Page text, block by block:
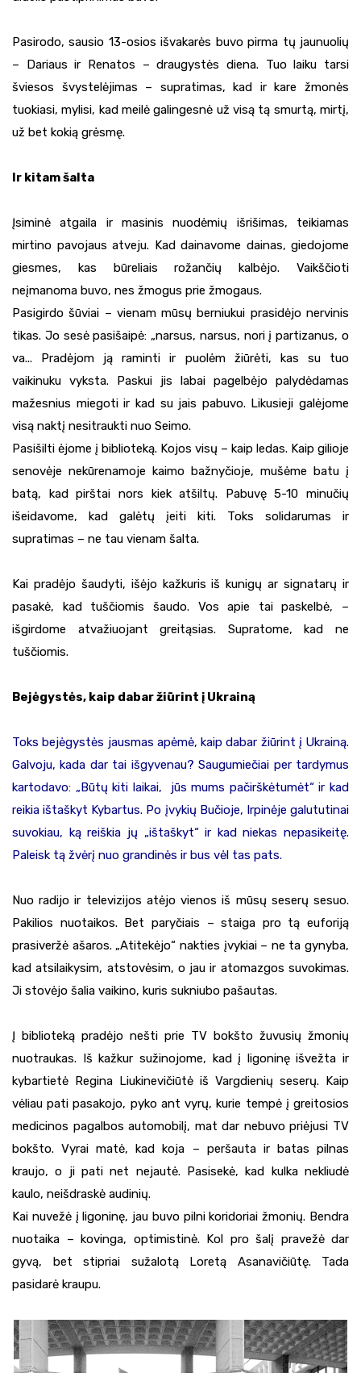
Pasirodo, sausio 13-osios išvakarės buvo pirma tų jaunuolių
– Dariaus ir Renatos – draugystės diena. Tuo laiku tarsi
šviesos švystelėjimas – supratimas, kad ir kare žmonės
tuokiasi, mylisi, kad meilė galingesnė už visą tą smurtą, mirtį,
už bet kokią grėsmę.
Ir kitam šalta
Įsiminė atgaila ir masinis nuodėmių išrišimas, teikiamas
mirtino pavojaus atveju. Kad dainavome dainas, giedojome
giesmes, kas būreliais rožančių kalbėjo. Vaikščioti
neįmanoma buvo, nes žmogus prie žmogaus.
Pasigirdo šūviai – vienam mūsų berniukui prasidėjo nervinis
tikas. Jo sesė pasišaipė: „narsus, narsus, nori į partizanus, o
va... Pradėjom ją raminti ir puolėm žiūrėti, kas su tuo
vaikinuku vyksta. Paskui jis labai pagelbėjo palydėdamas
mažesnius miegoti ir kad su jais pabuvo. Likusieji galėjome
visą naktį nesitraukti nuo Seimo.
Pasišilti ėjome į biblioteką. Kojos visų – kaip ledas. Kaip gilioje
senovėje nekūrenamoje kaimo bažnyčioje, mušėme batu į
batą, kad pirštai nors kiek atšiltų. Pabuvę 5-10 minučių
išeidavome, kad galėtų įeiti kiti. Toks solidarumas ir
supratimas – ne tau vienam šalta.
Kai pradėjo šaudyti, išėjo kažkuris iš kunigų ar signatarų ir
pasakė, kad tuščiomis šaudo. Vos apie tai paskelbė, –
išgirdome atvažiuojant greitąsias. Supratome, kad ne
tuščiomis.
Bejėgystės, kaip dabar žiūrint į Ukrainą
Toks bejėgystės jausmas apėmė, kaip dabar žiūrint į Ukrainą.
Galvoju, kada dar tai išgyvenau? Saugumiečiai per tardymus
kartodavo: „Būtų kiti laikai, jūs mums pačirškėtumėt“ ir kad
reikia ištaškyt Kybartus. Po įvykių Bučioje, Irpinėje galututinai
suvokiau, ką reiškia jų „ištaškyt“ ir kad niekas nepasikeitę.
Paleisk tą žvėrį nuo grandinės ir bus vėl tas pats.
Nuo radijo ir televizijos atėjo vienos iš mūsų seserų sesuo.
Pakilios nuotaikos. Bet paryčiais – staiga pro tą euforiją
prasiveržė ašaros. „Atitekėjo“ nakties įvykiai – ne ta gynyba,
kad atsilaikysim, atstovėsim, o jau ir atomazgos suvokimas.
Ji stovėjo šalia vaikino, kuris sukniubo pašautas.
Į biblioteką pradėjo nešti prie TV bokšto žuvusių žmonių
nuotraukas. Iš kažkur sužinojome, kad į ligoninę išvežta ir
kybartietė Regina Liukinevičiūtė iš Vargdienių seserų. Kaip
vėliau pati pasakojo, pyko ant vyrų, kurie tempė į greitosios
medicinos pagalbos automobilį, mat dar nebuvo priėjusi TV
bokšto. Vyrai matė, kad koja – peršauta ir batas pilnas
kraujo, o ji pati net nejautė. Pasisekė, kad kulka nekliudė
kaulo, neišdraskė audinių.
Kai nuvežė į ligoninę, jau buvo pilni koridoriai žmonių. Bendra
nuotaika – kovinga, optimistinė. Kol pro šalį pravežė dar
gyvą, bet stipriai sužalotą Loretą Asanavičiūtę. Tada
pasidarė kraupu.